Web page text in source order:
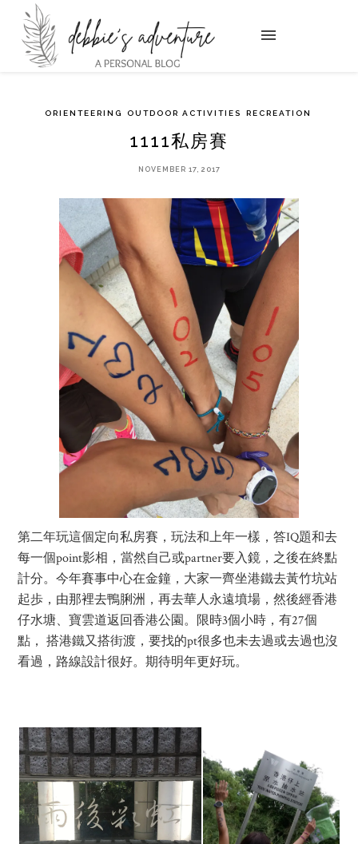
ORIENTEERING OUTDOOR ACTIVITIES RECREATION
1111私房賽
NOVEMBER 17, 2017
第二年玩這個定向私房賽，玩法和上年一樣，答IQ題和去
每一個point影相，當然自己或partner要入鏡，之後在終點
計分。今年賽事中心在金鐘，大家一齊坐港鐵去黃竹坑站
起歩，由那裡去鴨脷洲，再去華人永遠墳場，然後經香港
仔水塘、寶雲道返回香港公園。限時3個小時，有27個
點， 搭港鐵又搭街渡，要找的pt很多也未去過或去過也沒
看過，路線設計很好。期待明年更好玩。